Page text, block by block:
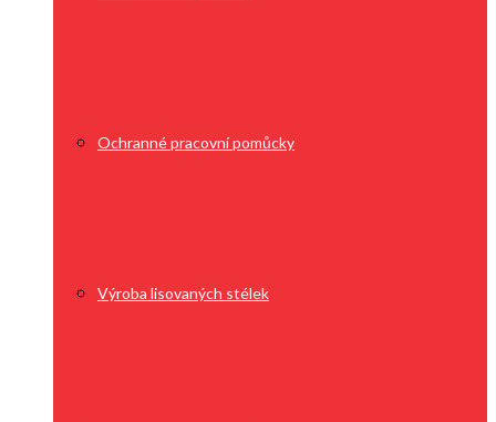
Ochranné pracovní pomůcky
Výroba lisovaných stélek